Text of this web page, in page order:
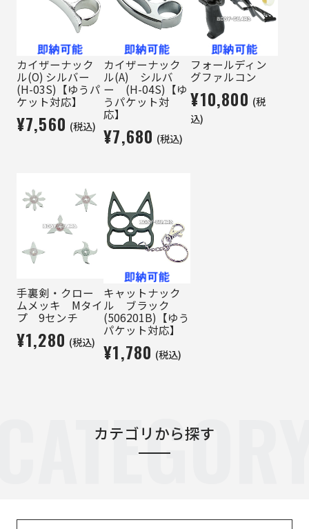
カイザーナック
ル(O) シルバー
(H-03S)【ゆうパ
ケット対応】
¥7,560 (税込)
カイザーナック
ル(A) シルバ
ー (H-04S)【ゆ
うパケット対
応】
¥7,680 (税込)
フォールディン
グファルコン
¥10,800 (税
込)
手裏剣・クロー
ムメッキ Mタイ
プ 9センチ
¥1,280 (税込)
キャットナック
ル ブラック
(506201B)【ゆう
パケット対応】
¥1,780 (税込)
カテゴリから探す